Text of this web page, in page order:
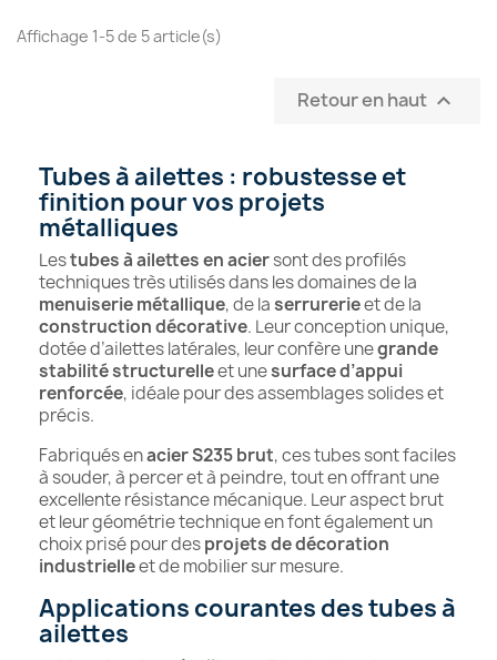
Affichage 1-5 de 5 article(s)
Retour en haut 
Tubes à ailettes : robustesse et
finition pour vos projets
métalliques
Lestubes à ailettes en aciersont des profilés
techniques très utilisés dans les domaines de la
menuiserie métallique, de laserrurerieet de la
construction décorative. Leur conception unique,
dotée d’ailettes latérales, leur confère unegrande
stabilité structurelleet unesurface d’appui
renforcée, idéale pour des assemblages solides et
précis.
Fabriqués enacier S235 brut, ces tubes sont faciles
à souder, à percer et à peindre, tout en offrant une
excellente résistance mécanique. Leur aspect brut
et leur géométrie technique en font également un
choix prisé pour desprojets de décoration
industrielleet de mobilier sur mesure.
Applications courantes des tubes à
ailettes